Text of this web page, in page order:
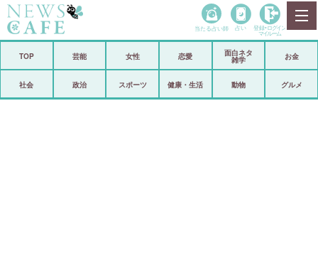
政治
当たる占い師 占い 登録• ログイン
マイルーム
TOP 芸能 女性 恋愛
面白ネタ
雑学
お金
社会 政治 スポーツ 健康・生活 動物 グルメ